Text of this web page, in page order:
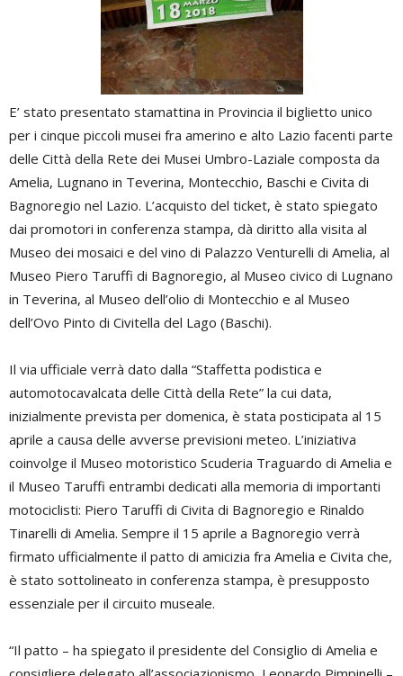
E’ stato presentato stamattina in Provincia il biglietto unico
per i cinque piccoli musei fra amerino e alto Lazio facenti parte
delle Città della Rete dei Musei Umbro-Laziale composta da
Amelia, Lugnano in Teverina, Montecchio, Baschi e Civita di
Bagnoregio nel Lazio. L’acquisto del ticket, è stato spiegato
dai promotori in conferenza stampa, dà diritto alla visita al
Museo dei mosaici e del vino di Palazzo Venturelli di Amelia, al
Museo Piero Taruffi di Bagnoregio, al Museo civico di Lugnano
in Teverina, al Museo dell’olio di Montecchio e al Museo
dell’Ovo Pinto di Civitella del Lago (Baschi).
Il via ufficiale verrà dato dalla “Staffetta podistica e
automotocavalcata delle Città della Rete” la cui data,
inizialmente prevista per domenica, è stata posticipata al 15
aprile a causa delle avverse previsioni meteo. L’iniziativa
coinvolge il Museo motoristico Scuderia Traguardo di Amelia e
il Museo Taruffi entrambi dedicati alla memoria di importanti
motociclisti: Piero Taruffi di Civita di Bagnoregio e Rinaldo
Tinarelli di Amelia. Sempre il 15 aprile a Bagnoregio verrà
firmato ufficialmente il patto di amicizia fra Amelia e Civita che,
è stato sottolineato in conferenza stampa, è presupposto
essenziale per il circuito museale.
“Il patto – ha spiegato il presidente del Consiglio di Amelia e